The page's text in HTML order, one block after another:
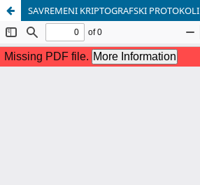
SAVREMENI KRIPTOGRAFSKI PROTOKOLI